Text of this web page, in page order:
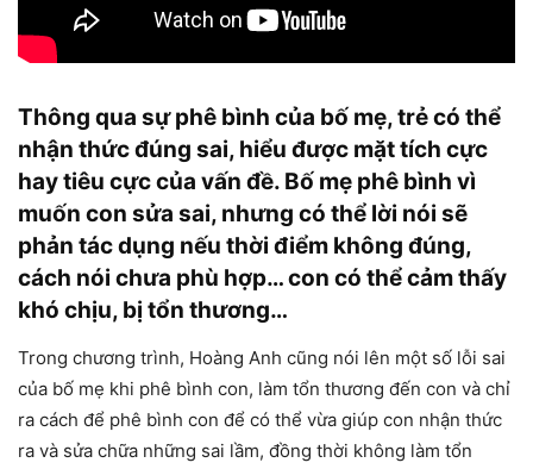
Thông qua sự phê bình của bố mẹ, trẻ có thể
nhận thức đúng sai, hiểu được mặt tích cực
hay tiêu cực của vấn đề. Bố mẹ phê bình vì
muốn con sửa sai, nhưng có thể lời nói sẽ
phản tác dụng nếu thời điểm không đúng,
cách nói chưa phù hợp… con có thể cảm thấy
khó chịu, bị tổn thương…
Trong chương trình, Hoàng Anh cũng nói lên một số lỗi sai
của bố mẹ khi phê bình con, làm tổn thương đến con và chỉ
ra cách để phê bình con để có thể vừa giúp con nhận thức
ra và sửa chữa những sai lầm, đồng thời không làm tổn